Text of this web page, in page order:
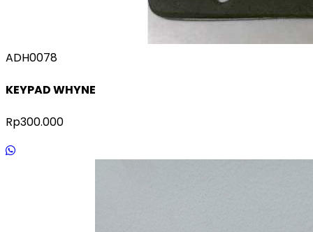
ADH0078
KEYPAD WHYNE
Rp300.000